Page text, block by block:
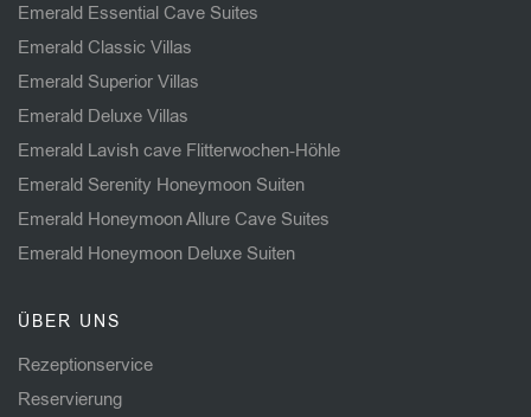
Emerald Essential Cave Suites
Emerald Classic Villas
Emerald Superior Villas
Emerald Deluxe Villas
Emerald Lavish cave Flitterwochen-Höhle
Emerald Serenity Honeymoon Suiten
Emerald Honeymoon Allure Cave Suites
Emerald Honeymoon Deluxe Suiten
ÜBER UNS
Rezeptionservice
Reservierung